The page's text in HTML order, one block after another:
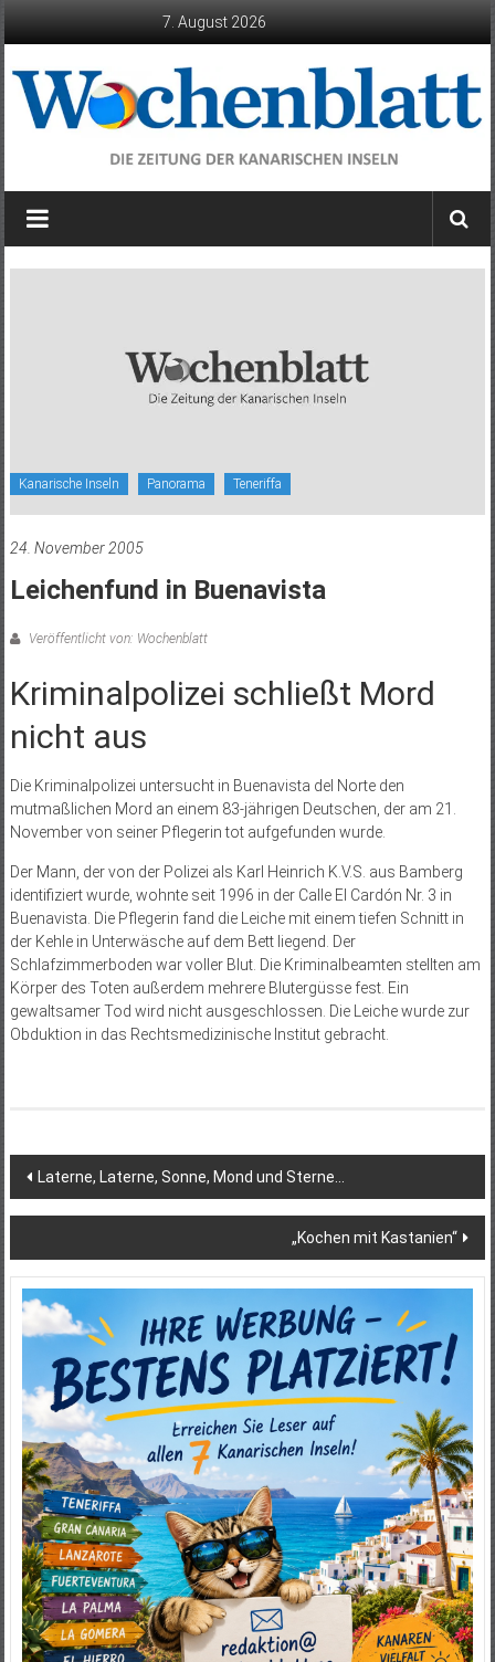
7. August 2026
Wochenblatt
die
Kanarische Inseln Panorama Teneriffa
24. November 2005
Leichenfund in Buenavista
Veröffentlicht von: Wochenblatt
Kriminalpolizei schließt Mord
nicht aus
Die Kriminalpolizei untersucht in Buenavista del Norte den
mutmaßlichen Mord an einem 83-jährigen Deutschen, der am 21.
November von seiner Pflegerin tot aufgefunden wurde.
Der Mann, der von der Polizei als Karl Heinrich K.V.S. aus Bamberg
identifiziert wurde, wohnte seit 1996 in der Calle El Cardón Nr. 3 in
Buenavista. Die Pflegerin fand die Leiche mit einem tiefen Schnitt in
der Kehle in Unterwäsche auf dem Bett liegend. Der
Schlafzimmerboden war voller Blut. Die Kriminalbeamten stellten am
Körper des Toten außerdem mehrere Blutergüsse fest. Ein
gewaltsamer Tod wird nicht ausgeschlossen. Die Leiche wurde zur
Obduktion in das Rechtsmedizinische Institut gebracht.
Beitragsnavigation
Laterne, Laterne, Sonne, Mond und Sterne…
„Kochen mit Kastanien“